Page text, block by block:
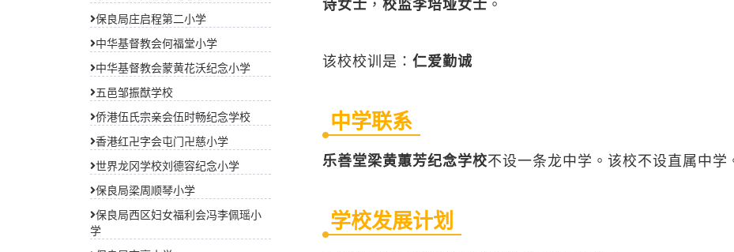
中学联系
学校发展计划
学校秉持「以学生为本」的理念，建构三大学校发展方向：
保良局庄启程第二小学
中华基督教会何福堂小学
中华基督教会蒙黄花沃纪念小学
五邑邹振猷学校
侨港伍氏宗亲会伍时畅纪念学校
香港红卍字会屯门卍慈小学
世界龙冈学校刘德容纪念小学
保良局梁周顺琴小学
保良局西区妇女福利会冯李佩瑶小
学